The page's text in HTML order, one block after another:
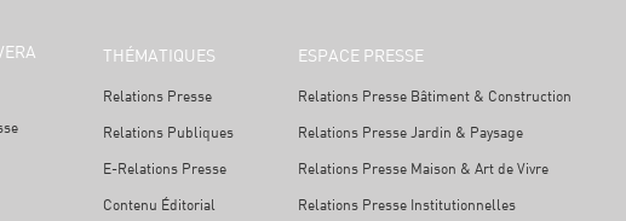
THÉMATIQUES
Relations Presse
Relations Publiques
E-Relations Presse
Contenu Éditorial
ESPACE PRESSE
Relations Presse Bâtiment & Construction
Relations Presse Jardin & Paysage
Relations Presse Maison & Art de Vivre
Relations Presse Institutionnelles